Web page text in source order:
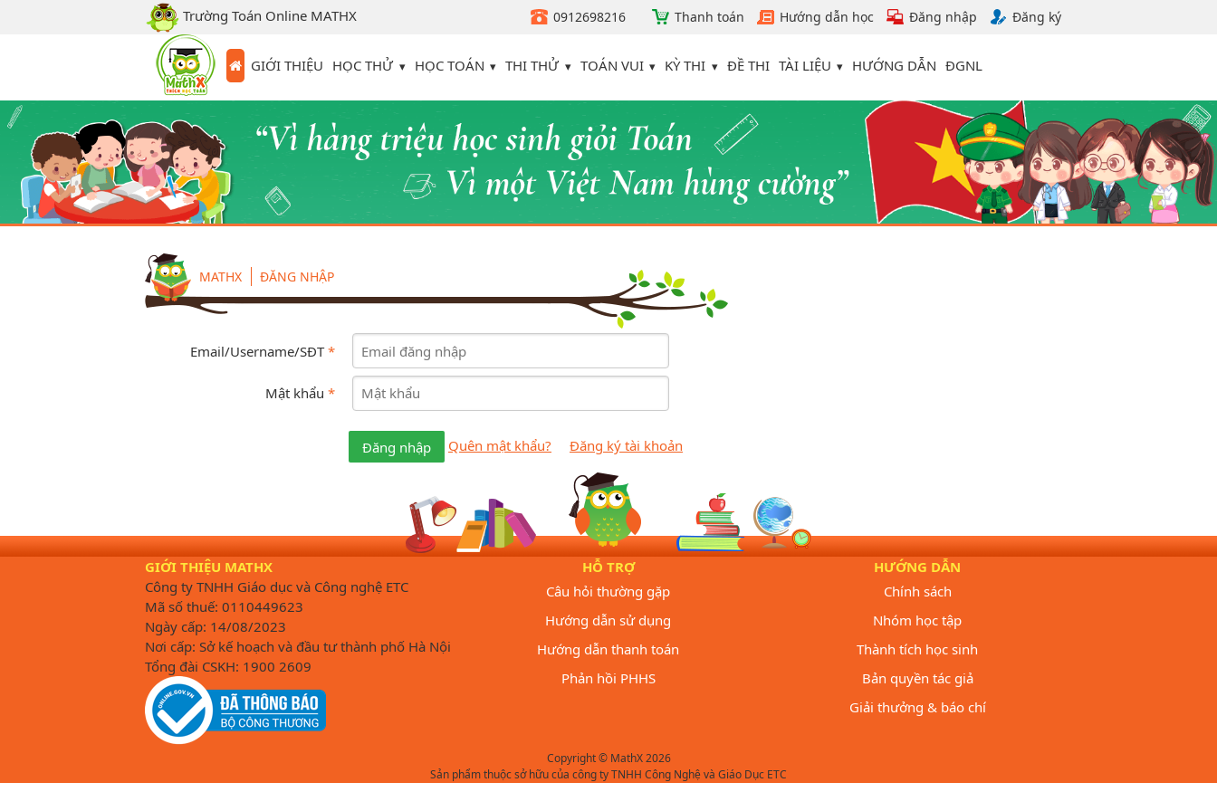
Trường Toán Online MATHX 0912698216 Thanh toán Hướng dẫn học Đăng nhập Đăng ký
GIỚI THIỆU HỌC THỬ HỌC TOÁN THI THỬ TOÁN VUI KỲ THI ĐỀ THI TÀI LIỆU HƯỚNG DẪN ĐGNL
MATHX ĐĂNG NHẬP
Email/Username/SĐT*
Mật khẩu *
Đăng nhập Quên mật khẩu? Đăng ký tài khoản
GIỚI THIỆU MATHX
Công ty TNHH Giáo dục và Công nghệ ETC
Mã số thuế: 0110449623
Ngày cấp: 14/08/2023
Nơi cấp: Sở kế hoạch và đầu tư thành phố Hà Nội
Tổng đài CSKH: 1900 2609
HỖ TRỢ
Câu hỏi thường gặp
Hướng dẫn sử dụng
Hướng dẫn thanh toán
Phản hồi PHHS
HƯỚNG DẪN
Chính sách
Nhóm học tập
Thành tích học sinh
Bản quyền tác giả
Giải thưởng & báo chí
Copyright © MathX 2026
Sản phẩm thuộc sở hữu của công ty TNHH Công Nghệ và Giáo Dục ETC